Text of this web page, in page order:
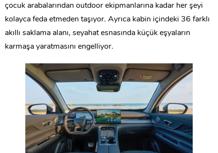
çocuk arabalarından outdoor ekipmanlarına kadar her şeyi
kolayca feda etmeden taşıyor. Ayrıca kabin içindeki 36 farklı
akıllı saklama alanı, seyahat esnasında küçük eşyaların
karmaşa yaratmasını engelliyor.